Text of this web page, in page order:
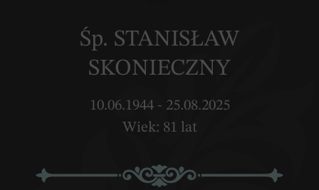
Śp. STANISŁAW
SKONIECZNY
10.06.1944 - 25.08.2025
Wiek: 81 lat